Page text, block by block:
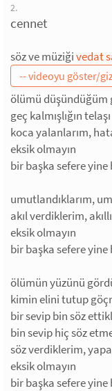
2.
cennet
söz ve müziğivedat
ölümü düşündüğüm
geç kalmışlığın telaşı
koca yalanlarım,
eksik olmayın
bir başka sefere yine
umutlandıklarım,
akıl verdiklerim,
eksik olmayın
bir başka sefere yine
ölümün yüzünü
kimin elini tutup
bir sevip bin söz
bin sevip hiç söz
söz verdiklerim,
eksik olmayın
bir başka sefere yine